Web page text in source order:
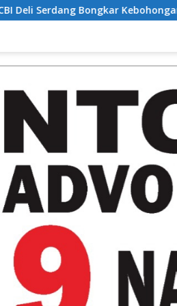
Direktur PT ES Hupindo